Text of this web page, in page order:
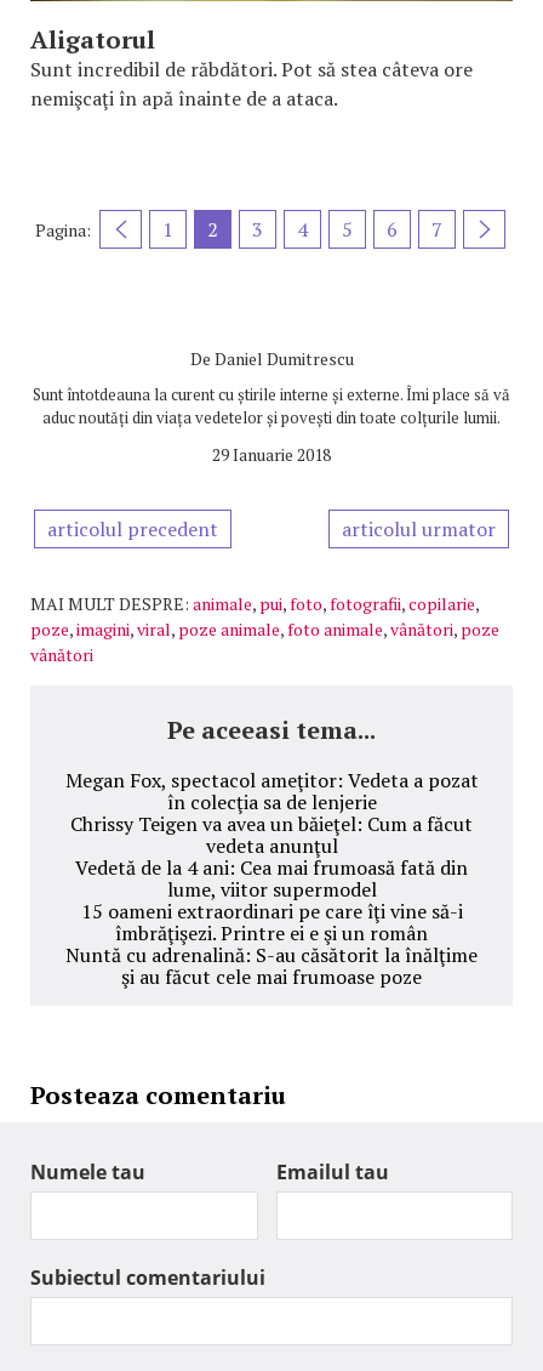
Aligatorul
Sunt incredibil de răbdători. Pot să stea câteva ore
nemişcaţi în apă înainte de a ataca.
Pagina: 1 2 3 4 5 6 7
De Daniel Dumitrescu
Sunt întotdeauna la curent cu știrile interne și externe. Îmi place să vă
aduc noutăți din viața vedetelor și povești din toate colțurile lumii.
29 Ianuarie 2018
articolul precedent articolul urmator
MAI MULT DESPRE: animale, pui,foto,fotografii,copilarie,
poze,imagini,viral, poze animale,foto animale,vânători, poze
vânători
Pe aceeasi tema...
Megan Fox, spectacol ameţitor: Vedeta a pozat
în colecţia sa de lenjerie
Chrissy Teigen va avea un băieţel: Cum a făcut
vedeta anunţul
Vedetă de la 4 ani: Cea mai frumoasă fată din
lume, viitor supermodel
15 oameni extraordinari pe care îţi vine să-i
îmbrăţişezi. Printre ei e şi un român
Nuntă cu adrenalină: S-au căsătorit la înălţime
şi au făcut cele mai frumoase poze
Posteaza comentariu
Numele tau Emailul tau
Subiectul comentariului